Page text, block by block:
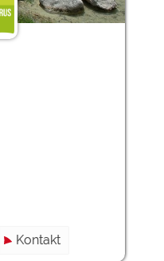
Kontakt